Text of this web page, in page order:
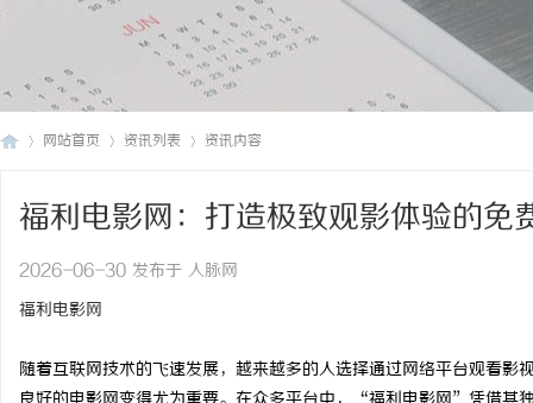
网站首页 资讯列表 资讯内容
福利电影网：打造极致观影体验的免
2026-06-30 发布于 人脉网
福利电影网
随着互联网技术的飞速发展，越来越多的人选择通过网络平台观看